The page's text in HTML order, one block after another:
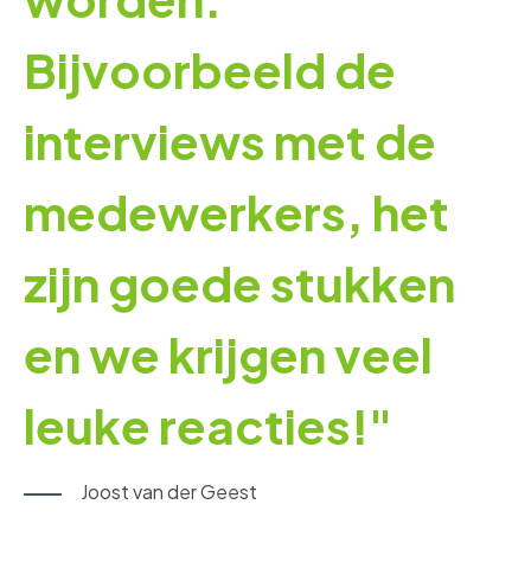
Bijvoorbeeld de
interviews met de
medewerkers, het
zijn goede stukken
en we krijgen veel
leuke reacties!"
Joost van der Geest